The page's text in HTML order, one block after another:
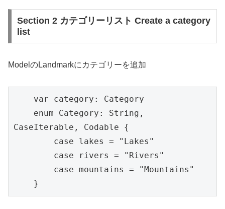
Section 2 カテゴリーリスト Create a category
list
ModelのLandmarkにカテゴリーを追加
CaseIterable, Codable {
    }